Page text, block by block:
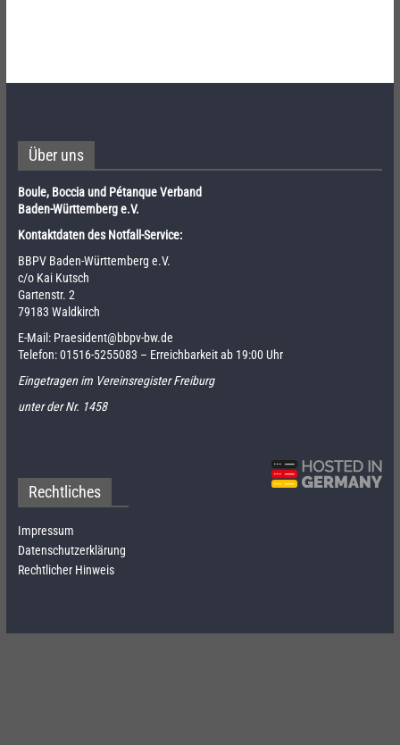
Über uns
Boule, Boccia und Pétanque Verband
Baden-Württemberg e.V.
Kontaktdaten des Notfall-Service:
BBPV Baden-Württemberg e.V.
c/o Kai Kutsch
Gartenstr. 2
79183 Waldkirch
E-Mail: Praesident@bbpv-bw.de
Telefon:01516-5255083 – Erreichbarkeit ab 19:00 Uhr
Eingetragen im Vereinsregister Freiburg
unter der Nr. 1458
Rechtliches
Impressum
Datenschutzerklärung
Rechtlicher Hinweis